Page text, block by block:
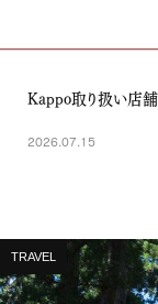
Kappo取り扱い店
2026.07.15
TRAVEL